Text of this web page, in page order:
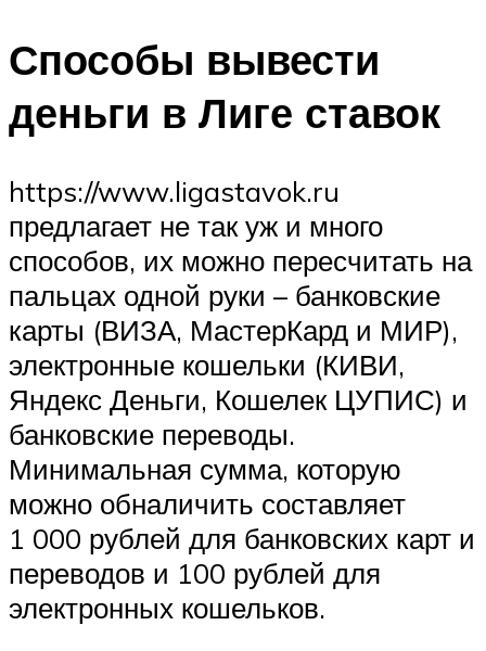
Способы вывести
деньги в Лиге ставок
https://www.ligastavok.ru
предлагает не так уж и много
способов, их можно пересчитать на
пальцах одной руки – банковские
карты (ВИЗА, МастерКард и МИР),
электронные кошельки (КИВИ,
Яндекс Деньги, Кошелек ЦУПИС) и
банковские переводы.
Минимальная сумма, которую
можно обналичить составляет
1 000 рублей для банковских карт и
переводов и 100 рублей для
электронных кошельков.